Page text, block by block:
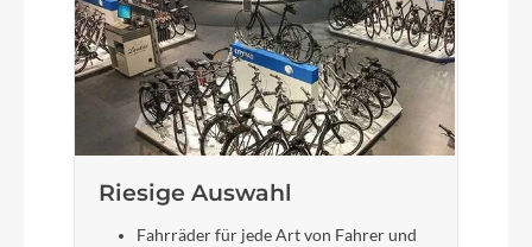
KOGA Integrated
Vorderrad Nabe
Shutter Precision PL-7
Gewicht
17.0 kg
Riesige Auswahl
Fahrräder für jede Art von Fahrer und